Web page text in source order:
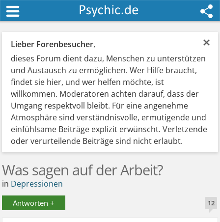
×
Lieber Forenbesucher,
dieses Forum dient dazu, Menschen zu unterstützen
und Austausch zu ermöglichen. Wer Hilfe braucht,
findet sie hier, und wer helfen möchte, ist
willkommen. Moderatoren achten darauf, dass der
Umgang respektvoll bleibt. Für eine angenehme
Atmosphäre sind verständnisvolle, ermutigende und
einfühlsame Beiträge explizit erwünscht. Verletzende
oder verurteilende Beiträge sind nicht erlaubt.
Was sagen auf der Arbeit?
in Depressionen
Antworten + 12